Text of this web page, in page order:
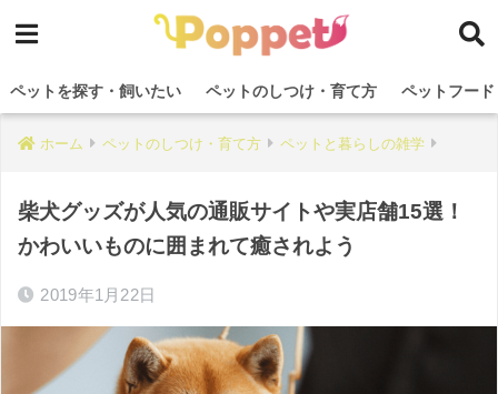
ペットを探す・飼いたい ペットのしつけ・育て方 ペットフー
ホーム ペットのしつけ・育て方 ペットと暮らしの雑学
柴犬グッズが人気の通販サイトや実店舗15選！
かわいいものに囲まれて癒されよう
2019年1月22日